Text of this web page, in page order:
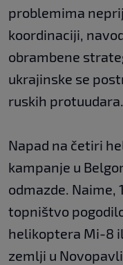
problemima
koordinaciji,
obrambene
ukrajinske se
ruskih protuudara.
Napad na četiri
kampanje u
odmazde. Naime,
topništvo
helikoptera Mi-8
zemlji u